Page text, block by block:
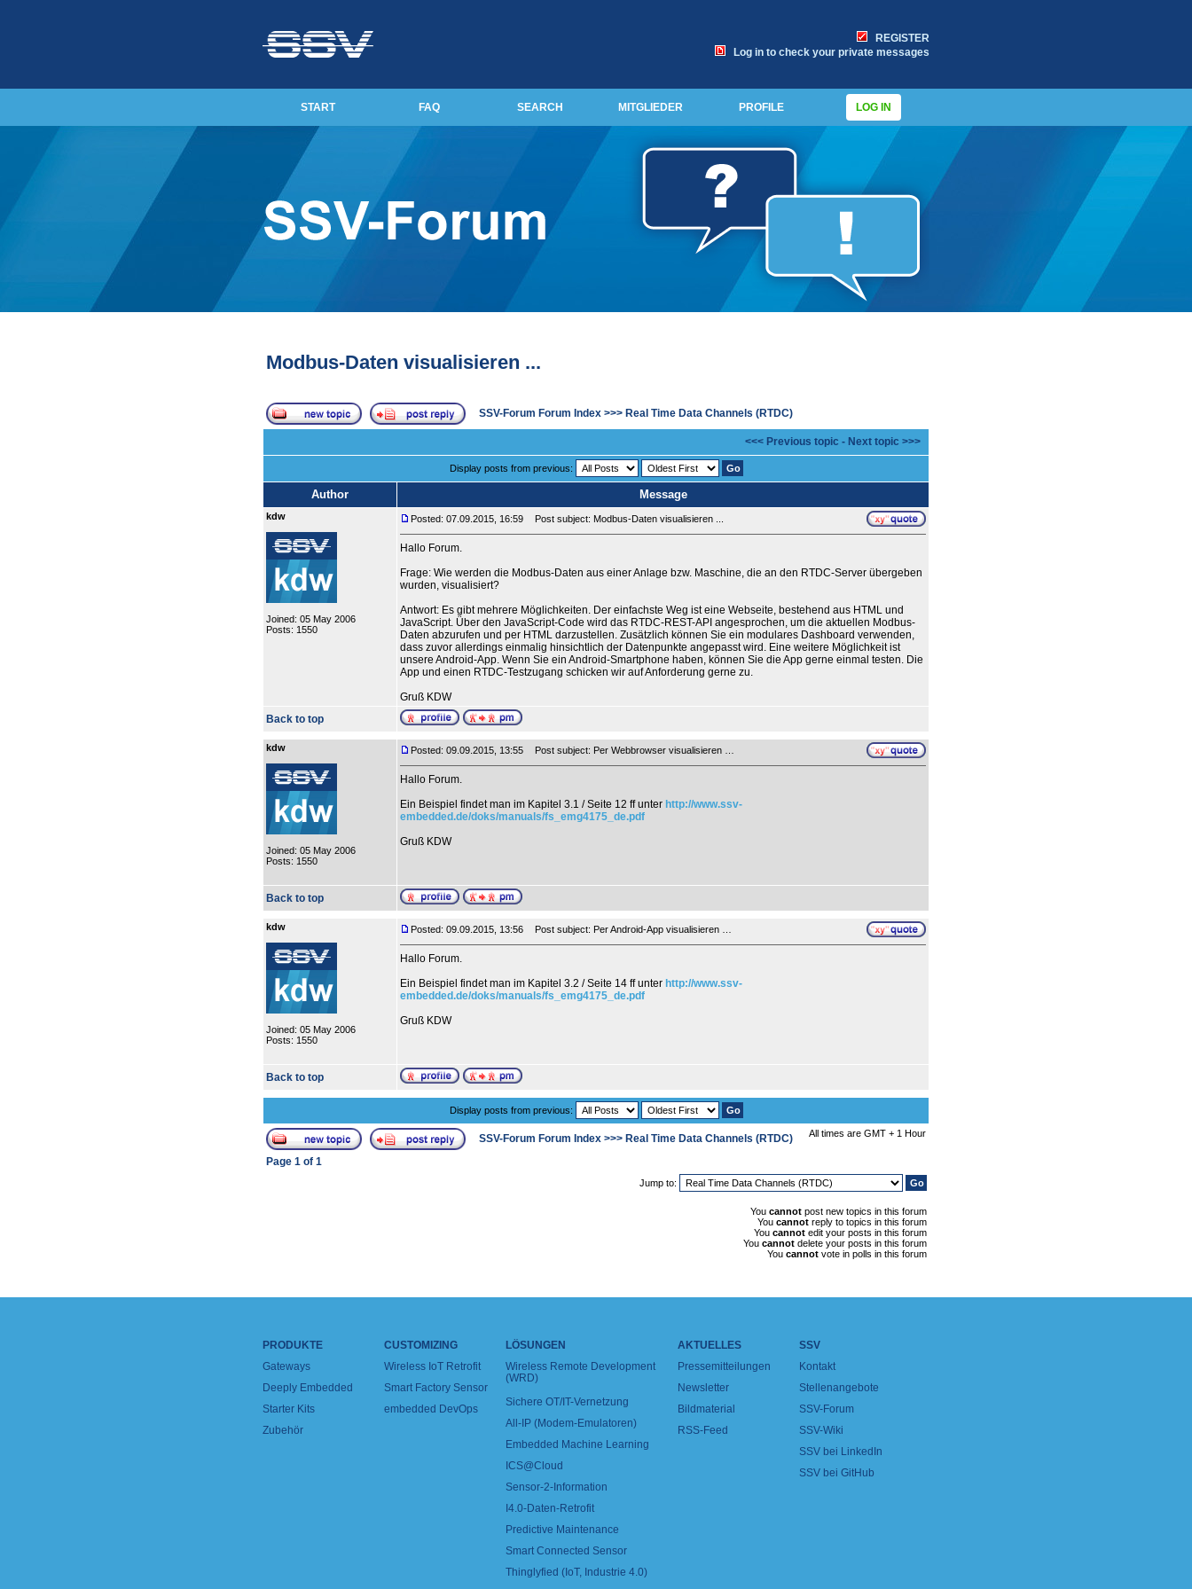
REGISTER
Log in to check your private messages
START FAQ SEARCH MITGLIEDER PROFILE LOG IN
Modbus-Daten visualisieren ...
SSV-Forum Forum Index >>> Real Time Data Channels (RTDC)
<<< Previous topic - Next topic >>>
Display posts from previous:
Author Message
kdw
Joined: 05 May 2006
Posts: 1550
Posted: 07.09.2015, 16:59 Post subject: Modbus-Daten visualisieren ...
Hallo Forum.
Frage: Wie werden die Modbus-Daten aus einer Anlage bzw. Maschine, die an den RTDC-Server übergeben
wurden, visualisiert?
Antwort: Es gibt mehrere Möglichkeiten. Der einfachste Weg ist eine Webseite, bestehend aus HTML und
JavaScript. Über den JavaScript-Code wird das RTDC-REST-API angesprochen, um die aktuellen Modbus-
Daten abzurufen und per HTML darzustellen. Zusätzlich können Sie ein modulares Dashboard verwenden,
dass zuvor allerdings einmalig hinsichtlich der Datenpunkte angepasst wird. Eine weitere Möglichkeit ist
unsere Android-App. Wenn Sie ein Android-Smartphone haben, können Sie die App gerne einmal testen. Die
App und einen RTDC-Testzugang schicken wir auf Anforderung gerne zu.
Gruß KDW
Back to top
kdw
Joined: 05 May 2006
Posts: 1550
Posted: 09.09.2015, 13:55 Post subject: Per Webbrowser visualisieren …
Hallo Forum.
Ein Beispiel findet man im Kapitel 3.1 / Seite 12 ff unter http://www.ssv-
embedded.de/doks/manuals/fs_emg4175_de.pdf
Gruß KDW
Back to top
kdw
Joined: 05 May 2006
Posts: 1550
Posted: 09.09.2015, 13:56 Post subject: Per Android-App visualisieren …
Hallo Forum.
Ein Beispiel findet man im Kapitel 3.2 / Seite 14 ff unter http://www.ssv-
embedded.de/doks/manuals/fs_emg4175_de.pdf
Gruß KDW
Back to top
Display posts from previous:
SSV-Forum Forum Index >>> Real Time Data Channels (RTDC) All times are GMT + 1 Hour
Page 1 of 1
Jump to:
You cannot post new topics in this forum
You cannot reply to topics in this forum
You cannot edit your posts in this forum
You cannot delete your posts in this forum
You cannot vote in polls in this forum
PRODUKTE
Gateways
Deeply Embedded
Starter Kits
Zubehör
CUSTOMIZING
Wireless IoT Retrofit
Smart Factory Sensor
embedded DevOps
LÖSUNGEN
Wireless Remote Development
(WRD)
Sichere OT/IT-Vernetzung
All-IP (Modem-Emulatoren)
Embedded Machine Learning
ICS@Cloud
Sensor-2-Information
I4.0-Daten-Retrofit
Predictive Maintenance
Smart Connected Sensor
Thinglyfied (IoT, Industrie 4.0)
AKTUELLES
Pressemitteilungen
Newsletter
Bildmaterial
RSS-Feed
SSV
Kontakt
Stellenangebote
SSV-Forum
SSV-Wiki
SSV bei LinkedIn
SSV bei GitHub